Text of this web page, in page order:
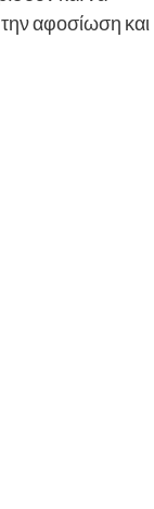
αφοσίωση και